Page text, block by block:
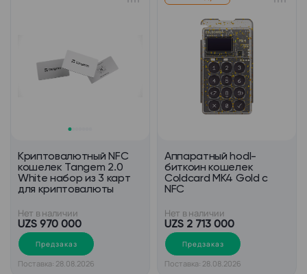
Криптовалютный NFC
кошелек Tangem 2.0
White набор из 3 карт
для криптовалюты
Нет в наличии
UZS 970 000
Предзаказ
Поставка: 28.08.2026
Аппаратный hodl-
биткоин кошелек
Coldcard MK4 Gold с
NFC
Нет в наличии
UZS 2 713 000
Предзаказ
Поставка: 28.08.2026